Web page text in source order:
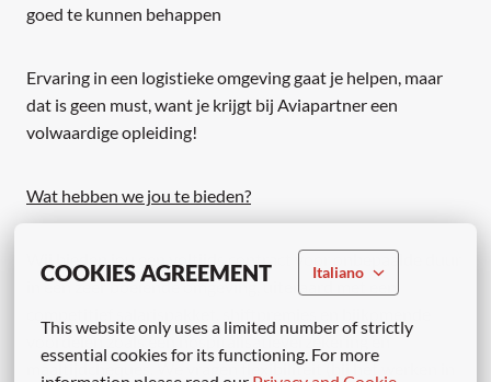
COOKIES AGREEMENT Italiano
This website only uses a limited number of strictly
essential cookies for its functioning. For more
goed te kunnen behappen
Ervaring in een logistieke omgeving gaat je helpen, maar
dat is geen must, want je krijgt bij Aviapartner een
volwaardige opleiding!
Wat hebben we jou te bieden?
Wij bieden jou een voltijds contract voor onbepaalde duur
in een zeer boeiende omgeving, uiteraard met een
voordelen zoals een hospitalisatieverzekering en
maaltijdcheques. We vragen flexibiliteit (bij het werken in